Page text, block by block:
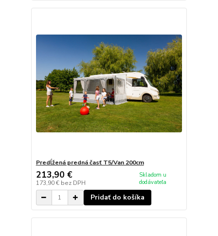
Predĺžená predná časť T5/Van 200cm
213,90 €
173,90 € bez DPH
Skladom u
dodávateľa
Pridať do košíka